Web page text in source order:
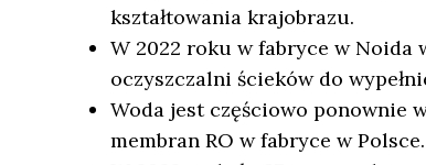
kształtowania krajobrazu.
W 2022 roku w fabryce w Noida
oczyszczalni ścieków do
Woda jest częściowo ponownie
membran RO w fabryce w Polsce.